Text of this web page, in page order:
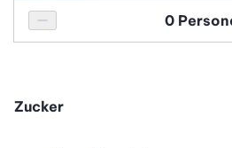
Personenanzahl verringern
Personenanzahl
Zucker